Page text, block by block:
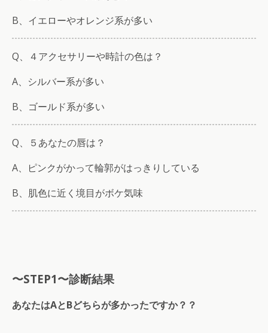
B、イエローやオレンジ系が多い
Q、４アクセサリーや時計の色は？
A、シルバー系が多い
B、ゴールド系が多い
Q、５あなたの唇は？
A、ピンクがかって輪郭がはっきりしている
B、肌色に近く境目がボケ気味
〜STEP1〜診断結果
あなたはAとBどちらが多かったですか？？